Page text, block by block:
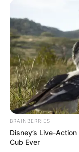
BRAINBERRIES
Disney’s Live-
Cub Ever